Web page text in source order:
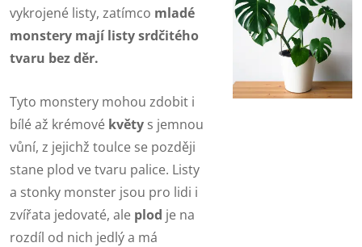
vykrojené listy, zatímco mladé
monstery mají listy srdčitého
tvaru bez děr.
Tyto monstery mohou zdobit i
bílé až krémové květy s jemnou
vůní, z jejichž toulce se později
stane plod ve tvaru palice. Listy
a stonky monster jsou pro lidi i
zvířata jedovaté, ale plod je na
rozdíl od nich jedlý a má